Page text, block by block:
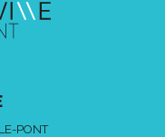
PONT